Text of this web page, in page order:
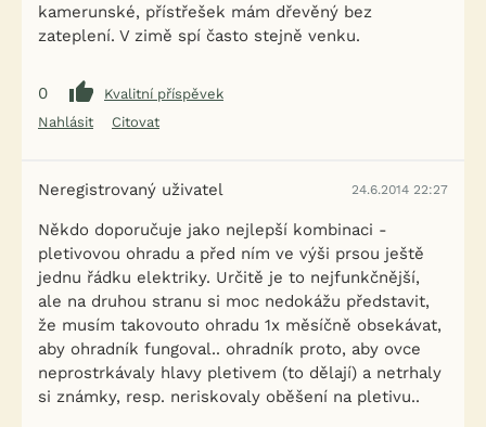
kamerunské, přístřešek mám dřevěný bez
zateplení. V zimě spí často stejně venku.
0
Kvalitní příspěvek
Nahlásit
Citovat
Neregistrovaný uživatel 24.6.2014 22:27
Někdo doporučuje jako nejlepší kombinaci -
pletivovou ohradu a před ním ve výši prsou ještě
jednu řádku elektriky. Určitě je to nejfunkčnější,
ale na druhou stranu si moc nedokážu představit,
že musím takovouto ohradu 1x měsíčně obsekávat,
aby ohradník fungoval.. ohradník proto, aby ovce
neprostrkávaly hlavy pletivem (to dělají) a netrhaly
si známky, resp. neriskovaly oběšení na pletivu..